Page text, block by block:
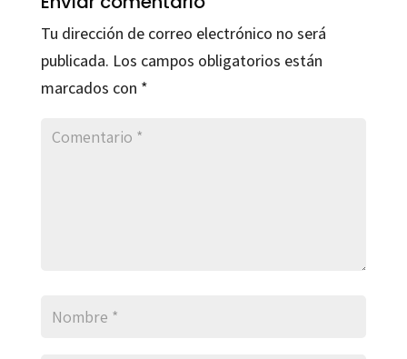
Tu dirección de correo electrónico no será
publicada. Los campos obligatorios están
marcados con *